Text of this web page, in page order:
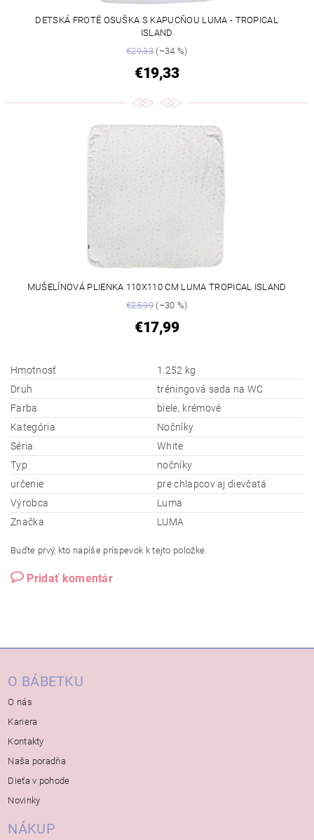
DETSKÁ FROTÉ OSUŠKA S KAPUCŇOU LUMA - TROPICAL
ISLAND
€29,33(–34 %)
€19,33
MUŠELÍNOVÁ PLIENKA 110X110 CM LUMA TROPICAL ISLAND
€25,99(–30 %)
€17,99
Hmotnosť
1.252 kg
Druh
tréningová sada na WC
Farba
biele, krémové
Kategória
Nočníky
Séria
White
Typ
nočníky
určenie
pre chlapcov aj dievčatá
Výrobca
Luma
Značka
LUMA
Buďte prvý, kto napíše príspevok k tejto položke.
Pridať komentár
O BÁBETKU
O nás
Kariera
Kontakty
Naša poradňa
Dieťa v pohode
Novinky
NÁKUP